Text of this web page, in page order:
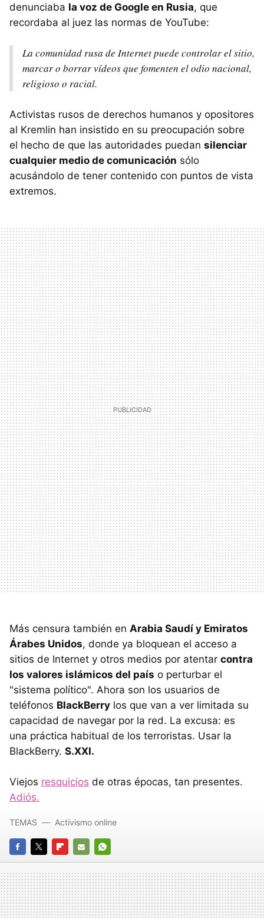
denunciaba la voz de Google en Rusia, que
recordaba al juez las normas de YouTube:
La comunidad rusa de Internet puede controlar el sitio,
marcar o borrar vídeos que fomenten el odio nacional,
religioso o racial.
Activistas rusos de derechos humanos y opositores
al Kremlin han insistido en su preocupación sobre
el hecho de que las autoridades puedan silenciar
cualquier medio de comunicación sólo
acusándolo de tener contenido con puntos de vista
extremos.
Más censura también en Arabia Saudí y Emiratos
Árabes Unidos, donde ya bloquean el acceso a
sitios de Internet y otros medios por atentar contra
los valores islámicos del país o perturbar el
"sistema político". Ahora son los usuarios de
teléfonos BlackBerry los que van a ver limitada su
capacidad de navegar por la red. La excusa: es
una práctica habitual de los terroristas. Usar la
BlackBerry. S.XXI.
Viejos resquicios de otras épocas, tan presentes.
Adiós.
FACEBOOK
TWITTERFLIPBOARD
E-
MAIL
WHATSAPP
TEMAS Activismo online